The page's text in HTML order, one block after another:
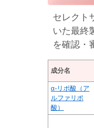
セレクト
いた最終
を確認・
成分名
α-リポ酸（ア
ルファリポ
酸）